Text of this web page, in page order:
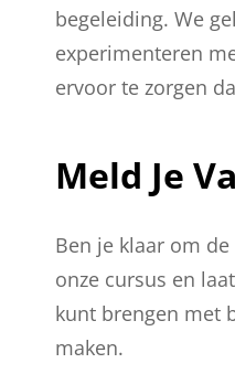
begeleiding. We
experimenteren
ervoor te zorgen
Meld Je
Ben je klaar om
onze cursus en
kunt brengen met
maken.